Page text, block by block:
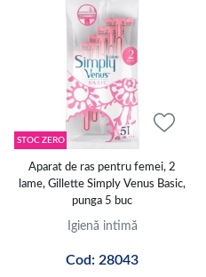
STOC ZERO
Aparat de ras pentru femei, 2
lame, Gillette Simply Venus Basic,
punga 5 buc
Igienă intimă
Cod: 28043